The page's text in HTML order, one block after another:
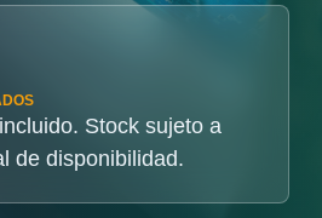
Stock sujeto a
de disponibilidad.